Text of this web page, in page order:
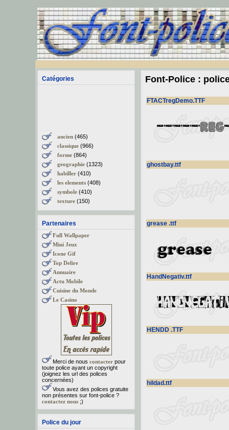
Catégories
ancien(465)
classique(966)
forme(864)
geographie(1323)
habiller(410)
les elements(408)
symbole(410)
texture(150)
Partenaires
Full Wallpaper
Mini Jeux
Icone Gif
Top Delire
Annuaire
Actu Mobile
Cuisine du Monde
Le Casino
Merci de nous contacterpour
toute police ayant un copyright
(joignez les url des polices
concernées)
Vous avez des polices gratuite
non présentes sur font-police ?
contactez nous;)
Police du jour
Font-Police :
FTACTregDemo.TTF
ghostbay.ttf
grease .ttf
HandNegativ.ttf
HENDD .TTF
hildad.ttf